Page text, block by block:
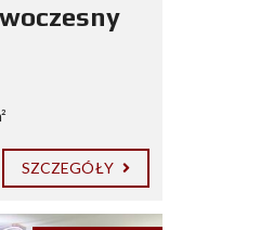
SZCZEGÓŁY